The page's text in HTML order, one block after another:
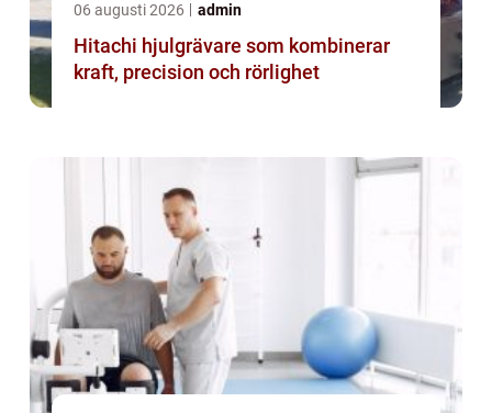
06 augusti 2026 admin
Hitachi hjulgrävare som kombinerar
kraft, precision och rörlighet